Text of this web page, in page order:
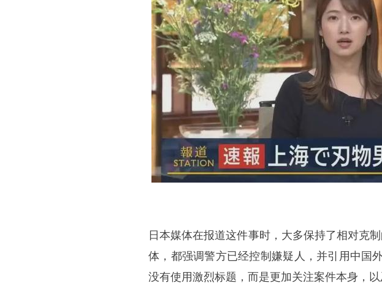
日本媒体在报道这件事时，大多保持了相对克
体，都强调警方已经控制嫌疑人，并引用中国
没有使用激烈标题，而是更加关注案件本身，以